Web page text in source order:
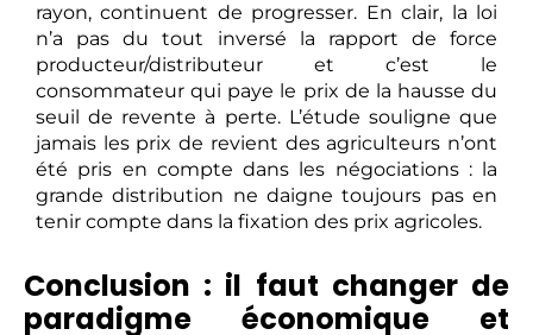
rayon, continuent de progresser. En clair, la loi
n’a pas du tout inversé la rapport de force
producteur/distributeur et c’est le
consommateur qui paye le prix de la hausse du
seuil de revente à perte. L’étude souligne que
jamais les prix de revient des agriculteurs n’ont
été pris en compte dans les négociations : la
grande distribution ne daigne toujours pas en
tenir compte dans la fixation des prix agricoles.
Conclusion : il faut changer de
paradigme économique et